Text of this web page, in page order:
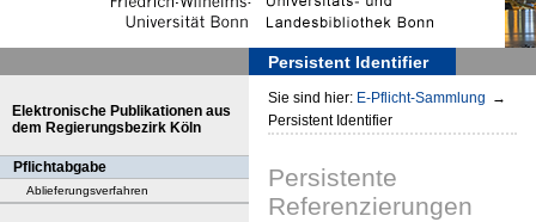
Persistent Identifier
Elektronische Publikationen aus
dem Regierungsbezirk Köln
Pflichtabgabe
Ablieferungsverfahren
Sie sind hier: E-Pflicht-Sammlung →
Persistent Identifier
Persistente
Referenzierungen